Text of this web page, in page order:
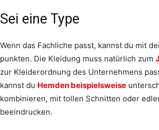
Sei eine Type
Wenn das Fachliche passt, kannst du mit
punkten. Die Kleidung muss natürlich zum
zur Kleiderordnung des Unternehmens
kannst du Hemden beispielsweise
kombinieren, mit tollen Schnitten oder
beeindrucken.